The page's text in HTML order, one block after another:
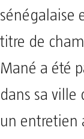
sénégalaise
titre de
Mané a été
dans sa ville
un entretien